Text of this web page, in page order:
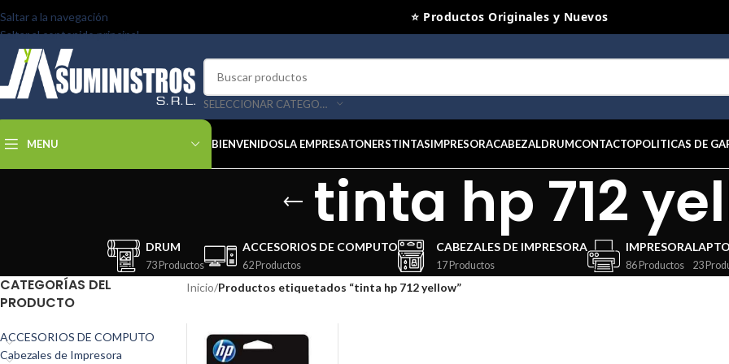
Saltar a la navegación
Saltar al contenido principal
⭐ Productos Originales y Nuevos
SELECCIONAR CATEGORÍA
MENU BIENVENIDOSLA EMPRESATONERSTINTASIMPRESORACABEZALDRUMCONTACTOPOLITICAS DE
tinta hp 712
DRUM
73 Productos
ACCESORIOS DE COMPUTO
62 Productos
CABEZALES DE IMPRESORA
17 Productos
IMPRESORA
86 Productos 23
CATEGORÍAS DEL
PRODUCTO
ACCESORIOS DE COMPUTO
Cabezales de Impresora
Inicio/Productos etiquetados “tinta hp 712 yellow”